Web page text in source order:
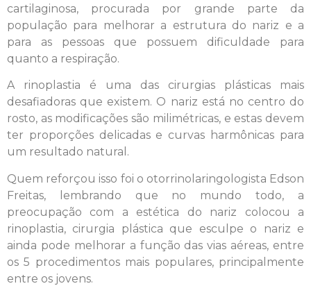
cartilaginosa, procurada por grande parte da
população para melhorar a estrutura do nariz e a
para as pessoas que possuem dificuldade para
quanto a respiração.
A rinoplastia é uma das cirurgias plásticas mais
desafiadoras que existem. O nariz está no centro do
rosto, as modificações são milimétricas, e estas devem
ter proporções delicadas e curvas harmônicas para
um resultado natural.
Quem reforçou isso foi o otorrinolaringologista Edson
Freitas, lembrando que no mundo todo, a
preocupação com a estética do nariz colocou a
rinoplastia, cirurgia plástica que esculpe o nariz e
ainda pode melhorar a função das vias aéreas, entre
os 5 procedimentos mais populares, principalmente
entre os jovens.